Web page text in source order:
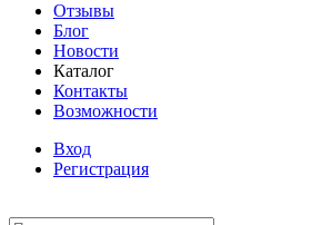
Отзывы
Блог
Новости
Каталог
Контакты
Возможности
Вход
Регистрация